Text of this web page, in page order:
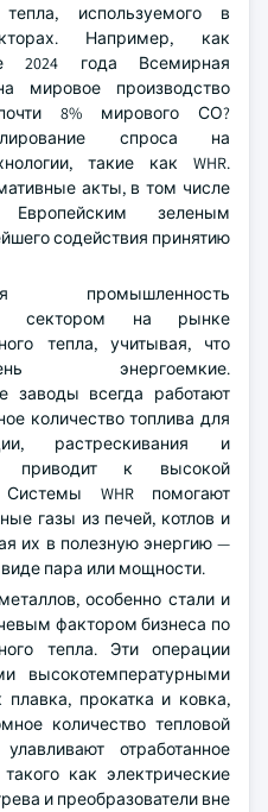
используемого в
Например, как
2024 года Всемирная
мировое производство
8% мирового СО?
спроса на
такие как WHR.
акты, в том числе
зеленым
содействия принятию
промышленность
сектором на рынке
тепла, учитывая, что
энергоемкие.
заводы всегда работают
количество топлива для
растрескивания и
приводит к высокой
WHR помогают
газы из печей, котлов и
их в полезную энергию —
пара или мощности.
особенно стали и
фактором бизнеса по
тепла. Эти операции
высокотемпературными
прокатка и ковка,
количество тепловой
отработанное
как электрические
и преобразователи вне